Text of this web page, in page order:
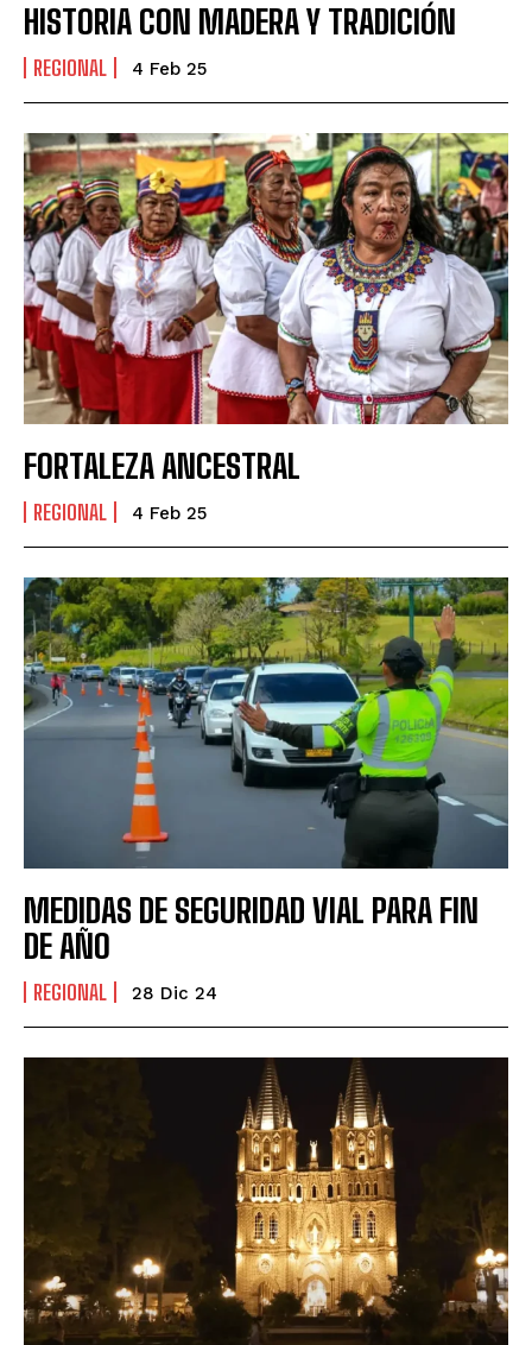
HISTORIA CON MADERA Y TRADICIÓN
REGIONAL 4 Feb 25
FORTALEZA ANCESTRAL
REGIONAL 4 Feb 25
MEDIDAS DE SEGURIDAD VIAL PARA FIN
DE AÑO
REGIONAL 28 Dic 24